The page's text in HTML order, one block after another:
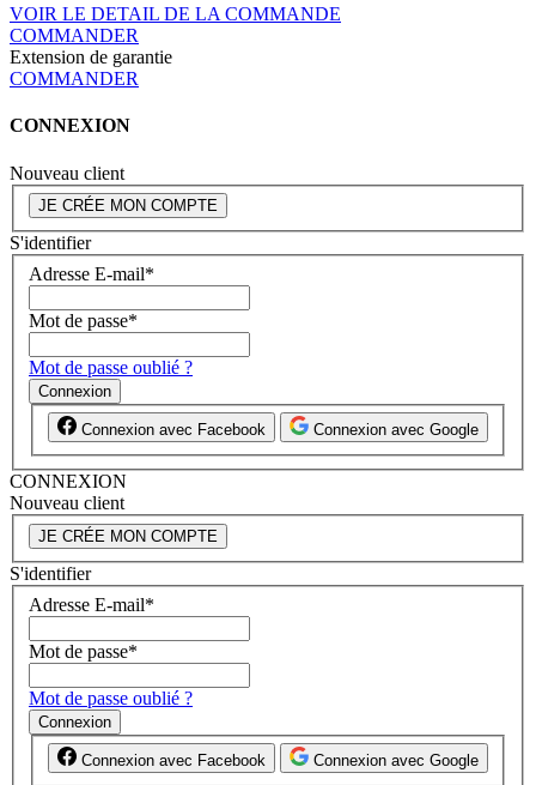
VOIR LE DETAIL DE LA COMMANDE
COMMANDER
Extension de garantie
COMMANDER
CONNEXION
Nouveau client
JE CRÉE MON COMPTE
S'identifier
Adresse E-mail*
Mot de passe*
Mot de passe oublié ?
Connexion
Connexion avec Facebook Connexion avec Google
CONNEXION
Nouveau client
JE CRÉE MON COMPTE
S'identifier
Adresse E-mail*
Mot de passe*
Mot de passe oublié ?
Connexion
Connexion avec Facebook Connexion avec Google